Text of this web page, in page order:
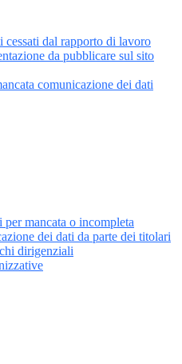
cessati dal rapporto di lavoro
da pubblicare sul sito
comunicazione dei dati
per mancata o incompleta
dei dati da parte dei titolari
dirigenziali